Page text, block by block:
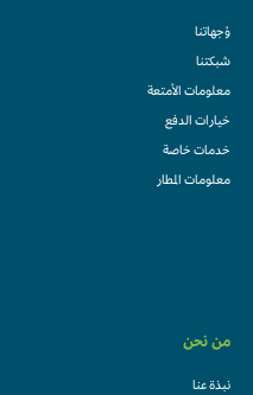
وُجهاتنا
شبكتنا
معلومات الأمتعة
خيارات الدفع
خدمات خاصة
معلومات المطار
من نحن
نبذة عنا